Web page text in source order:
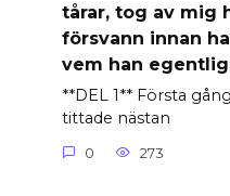
tårar, tog av mig
försvann innan
vem han
**DEL 1** Första
tittade nästan
0 273